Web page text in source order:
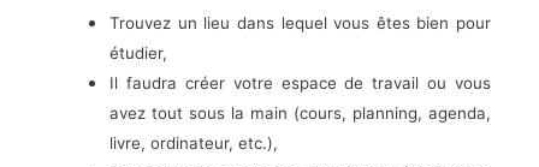
Trouvez un lieu dans lequel vous êtes bien pour
étudier,
Il faudra créer votre espace de travail ou vous
avez tout sous la main (cours, planning, agenda,
livre, ordinateur, etc.),